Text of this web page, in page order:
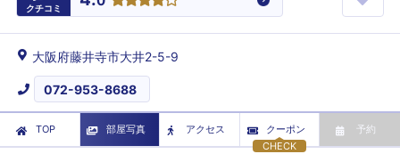
クチコミ
大阪府藤井寺市大井2-5-9
072-953-8688
TOP 部屋写真
アクセス
CHECK
クーポン 予約